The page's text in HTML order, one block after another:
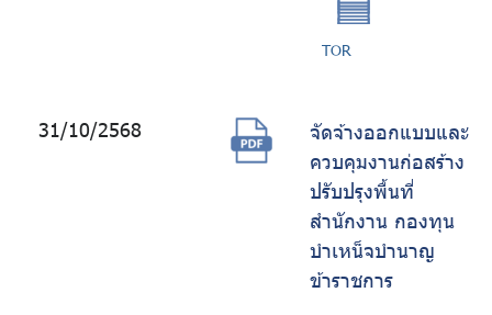
TOR
31/10/2568
จัดจ้างออกแบบและ
ควบคุมงานก่อสร้าง
ปรับปรุงพื้นที่
สำนักงาน กองทุน
บำเหน็จบำนาญ
ข้าราชการ